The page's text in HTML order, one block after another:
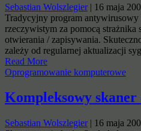
Sebastian Wolszlegier| 16 maja
Tradycyjny program
rzeczywistym za pomocą strażnika
otwierania / zapisywania.
zależy od regularnej aktualizacji
Read More
Oprogramowanie komputerowe
Kompleksowy
Sebastian Wolszlegier| 16 maja